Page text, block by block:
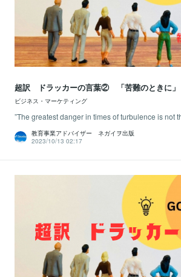
超訳 ドラッカーの言葉② 「苦難のときに
ビジネス・マーケティング
”The greatest danger in times of turbulence is not
教育事業アドバイザー ネガイヲ出版
2023/10/13 02:17